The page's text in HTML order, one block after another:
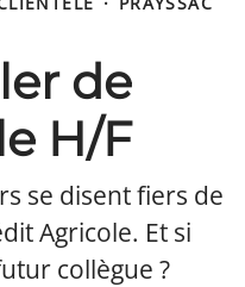
de
H/F
se disent fiers de
Agricole. Et si
collègue ?